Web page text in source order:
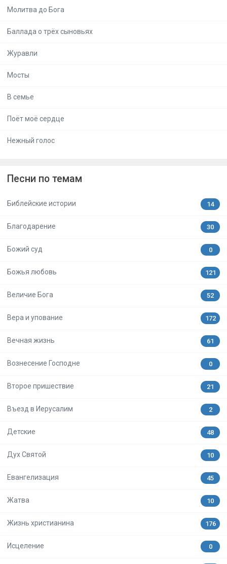
Молитва до Бога
Баллада о трёх сыновьях
Журавли
Мосты
В семье
Поёт моё сердце
Нежный голос
Песни по темам
Библейские истории 14
Благодарение 30
Божий суд 0
Божья любовь 121
Величие Бога 52
Вера и упование 172
Вечная жизнь 61
Вознесение Господне 0
Второе пришествие 21
Въезд в Иерусалим 2
Детские 48
Дух Святой 10
Евангелизация 45
Жатва 10
Жизнь христианина 176
Исцеление 0